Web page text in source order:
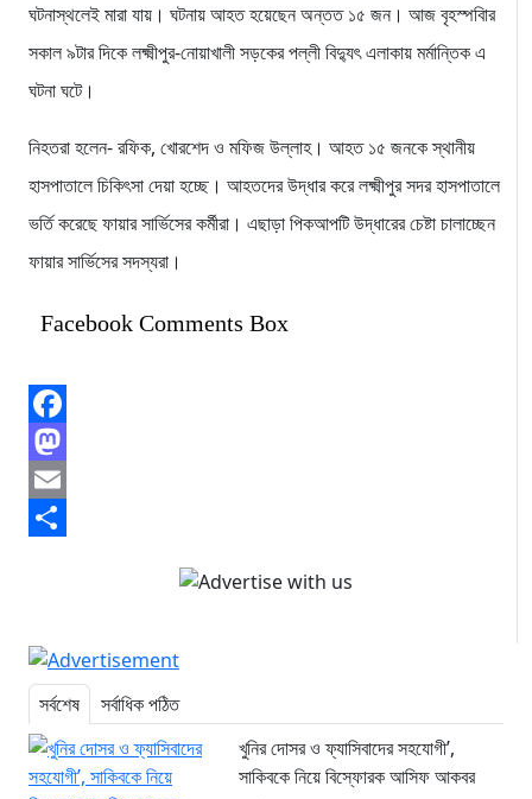
ঘটনাস্থলেই মারা যায়। ঘটনায় আহত হয়েছেন অন্তত ১৫ জন। আজ বৃহস্পবিার
সকাল ৯টার দিকে লক্ষ্মীপুর-নোয়াখালী সড়কের পল্লী বিদ্যুৎ এলাকায় মর্মান্তিক এ
ঘটনা ঘটে।
নিহতরা হলেন- রফিক, খোরশেদ ও মফিজ উল্লাহ। আহত ১৫ জনকে স্থানীয়
হাসপাতালে চিকিৎসা দেয়া হচ্ছে। আহতদের উদ্ধার করে লক্ষ্মীপুর সদর হাসপাতালে
ভর্তি করেছে ফায়ার সার্ভিসের কর্মীরা। এছাড়া পিকআপটি উদ্ধারের চেষ্টা চালাচ্ছেন
ফায়ার সার্ভিসের সদস্যরা।
Facebook Comments Box
Facebook
Mastodon
Email
সর্বশেষ
সর্বাধিক পঠিত
খুনির দোসর ও ফ্যাসিবাদের সহযোগী’,
সাকিবকে নিয়ে বিস্ফোরক আসিফ আকবর